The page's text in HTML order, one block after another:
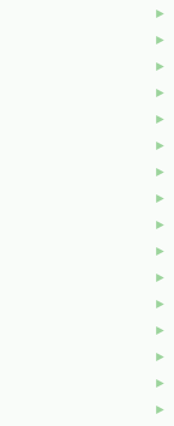
►
►
►
►
►
►
►
►
►
►
►
►
►
►
►
►